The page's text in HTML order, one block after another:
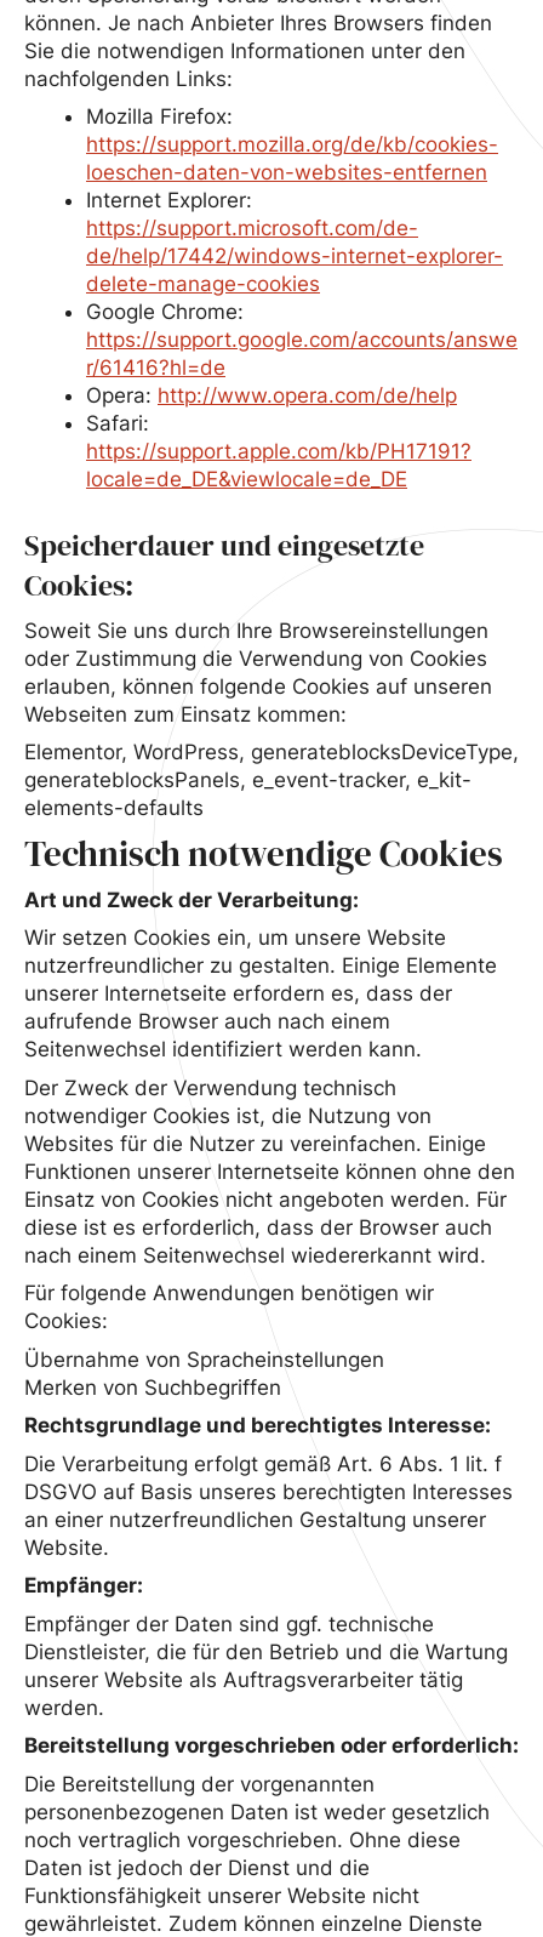
können. Je nach Anbieter Ihres Browsers finden
Sie die notwendigen Informationen unter den
nachfolgenden Links:
Mozilla Firefox:
https://support.mozilla.org/de/kb/cookies-
loeschen-daten-von-websites-entfernen
Internet Explorer:
https://support.microsoft.com/de-
de/help/17442/windows-internet-explorer-
delete-manage-cookies
Google Chrome:
https://support.google.com/accounts/answe
r/61416?hl=de
Opera: http://www.opera.com/de/help
Safari:
https://support.apple.com/kb/PH17191?
locale=de_DE&viewlocale=de_DE
Speicherdauer und eingesetzte
Cookies:
Soweit Sie uns durch Ihre Browsereinstellungen
oder Zustimmung die Verwendung von Cookies
erlauben, können folgende Cookies auf unseren
Webseiten zum Einsatz kommen:
Elementor, WordPress, generateblocksDeviceType,
generateblocksPanels, e_event-tracker, e_kit-
elements-defaults
Technisch notwendige Cookies
Art und Zweck der Verarbeitung:
Wir setzen Cookies ein, um unsere Website
nutzerfreundlicher zu gestalten. Einige Elemente
unserer Internetseite erfordern es, dass der
aufrufende Browser auch nach einem
Seitenwechsel identifiziert werden kann.
Der Zweck der Verwendung technisch
notwendiger Cookies ist, die Nutzung von
Websites für die Nutzer zu vereinfachen. Einige
Funktionen unserer Internetseite können ohne den
Einsatz von Cookies nicht angeboten werden. Für
diese ist es erforderlich, dass der Browser auch
nach einem Seitenwechsel wiedererkannt wird.
Für folgende Anwendungen benötigen wir
Cookies:
Übernahme von Spracheinstellungen
Merken von Suchbegriffen
Rechtsgrundlage und berechtigtes Interesse:
Die Verarbeitung erfolgt gemäß Art. 6 Abs. 1 lit. f
DSGVO auf Basis unseres berechtigten Interesses
an einer nutzerfreundlichen Gestaltung unserer
Website.
Empfänger:
Empfänger der Daten sind ggf. technische
Dienstleister, die für den Betrieb und die Wartung
unserer Website als Auftragsverarbeiter tätig
werden.
Bereitstellung vorgeschrieben oder erforderlich:
Die Bereitstellung der vorgenannten
personenbezogenen Daten ist weder gesetzlich
noch vertraglich vorgeschrieben. Ohne diese
Daten ist jedoch der Dienst und die
Funktionsfähigkeit unserer Website nicht
gewährleistet. Zudem können einzelne Dienste